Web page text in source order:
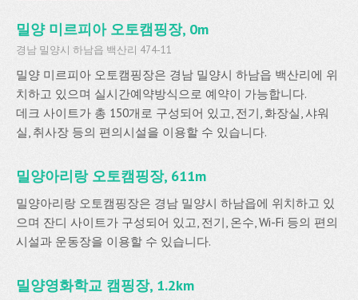
밀양 미르피아 오토캠핑장, 0m
경남 밀양시 하남읍 백산리 474-11
밀양 미르피아 오토캠핑장은 경남 밀양시 하남읍 백산리에 위
치하고 있으며 실시간예약방식으로 예약이 가능합니다.
데크 사이트가 총 150개로 구성되어 있고, 전기, 화장실, 샤워
실, 취사장 등의 편의시설을 이용할 수 있습니다.
밀양아리랑 오토캠핑장, 611m
밀양아리랑 오토캠핑장은 경남 밀양시 하남읍에 위치하고 있
으며 잔디 사이트가 구성되어 있고, 전기, 온수, Wi-Fi 등의 편의
시설과 운동장을 이용할 수 있습니다.
밀양영화학교 캠핑장, 1.2km